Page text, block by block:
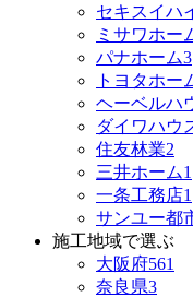
セキスイハ
ミサワホー
パナホーム3
トヨタホー
ヘーベルハ
ダイワハウ
住友林業2
三井ホーム1
一条工務店1
サンユー都
施工地域で選ぶ
大阪府561
奈良県3